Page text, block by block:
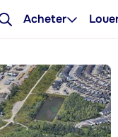
Acheter